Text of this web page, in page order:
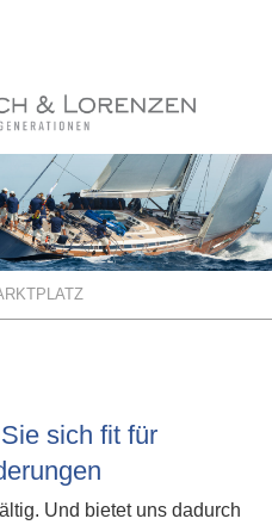
sich fit für
Und bietet uns dadurch